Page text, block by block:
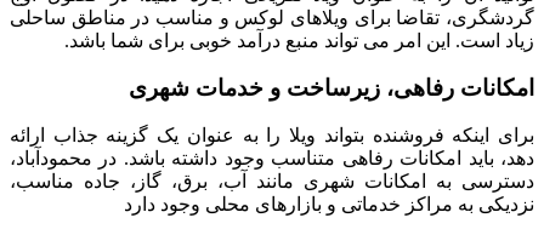
گردشگری، تقاضا برای ویلاهای لوکس و مناسب در مناطق ساحلی
زیاد است. این امر می تواند منبع درآمد خوبی برای شما باشد.
امکانات رفاهی، زیرساخت و خدمات شهری
برای اینکه فروشنده بتواند ویلا را به عنوان یک گزینه جذاب ارائه
دهد، باید امکانات رفاهی متناسب وجود داشته باشد. در محمودآباد،
دسترسی به امکانات شهری مانند آب، برق، گاز، جاده مناسب،
نزدیکی به مراکز خدماتی و بازارهای محلی وجود دارد